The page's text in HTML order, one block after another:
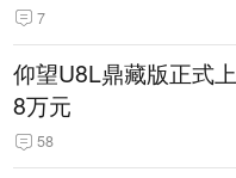
7
仰望U8L鼎藏版正式
8万元
58